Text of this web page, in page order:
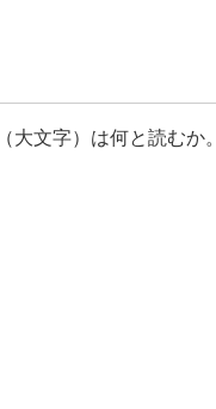
大文字）は何と読むか。